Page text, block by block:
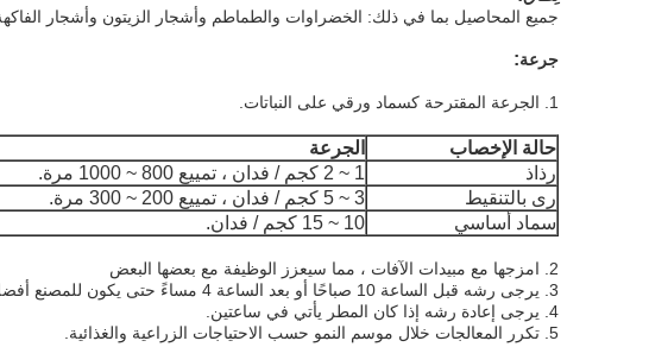
جميع المحاصيل بما في ذلك: الخضراوات والطماطم وأشجار الزيتون وأشجار
جرعة:
1. الجرعة المقترحة كسماد ورقي على النباتات.
حالة الإخصاب
الجرعة
رذاذ
1 ~ 2 كجم / فدان ، تمييع 800 ~ 1000 مرة.
رى بالتنقيط
3 ~ 5 كجم / فدان ، تمييع 200 ~ 300 مرة.
سماد أساسي
10 ~ 15 كجم / فدان.
2. امزجها مع مبيدات الآفات ، مما سيعزز الوظيفة مع بعضها البعض
3. يرجى رشه قبل الساعة 10 صباحًا أو بعد الساعة 4 مساءً حتى يكون للمصنع أفضل امتصاص.
4. يرجى إعادة رشه إذا كان المطر يأتي في ساعتين.
5. تكرر المعالجات خلال موسم النمو حسب الاحتياجات الزراعية والغذائية.